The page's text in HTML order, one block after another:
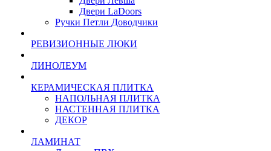
Двери LaDoors
Ручки Петли Доводчики
РЕВИЗИОННЫЕ ЛЮКИ
ЛИНОЛЕУМ
КЕРАМИЧЕСКАЯ ПЛИТКА
НАПОЛЬНАЯ ПЛИТКА
НАСТЕННАЯ ПЛИТКА
ДЕКОР
ЛАМИНАТ